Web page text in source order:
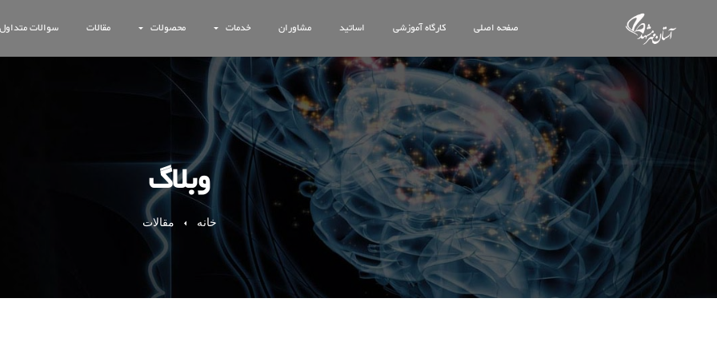
صفحه اصلی کارگاه آموزشی اساتید مشاوران خدمات محصولات مقالات سوالات متداول
وبلاگ
خانه مقالات